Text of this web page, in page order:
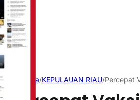
Beranda/KEPULAUAN RIAU/Percepat